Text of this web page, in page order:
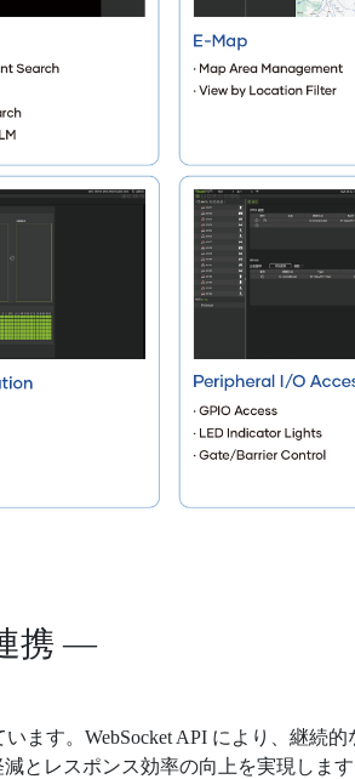
携 —
ます。WebSocket API により、継続
とレスポンス効率の向上を実現しま